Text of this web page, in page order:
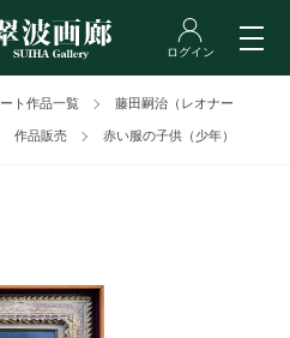
ト作品一覧 藤田嗣治（レオナー
作品販売 赤い服の子供（少年）